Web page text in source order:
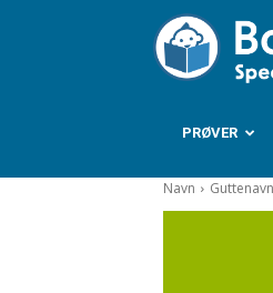
PRØVER
Navn Guttenavn